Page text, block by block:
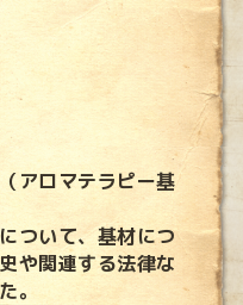
アロマテラピー基
ついて、基材につ
や関連する法律な
。